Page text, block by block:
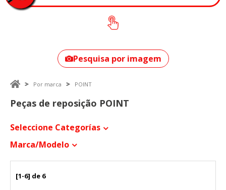
Como encontrar
o seu modelo?
Pesquisa por imagem
Por marca POINT
Peças de reposição POINT
Seleccione Categorías
Marca/modelo
[1-6] de 6